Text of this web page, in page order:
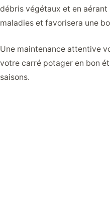
débris végétaux et en
maladies et favorisera une
Une maintenance attentive
votre carré potager en bon
saisons.